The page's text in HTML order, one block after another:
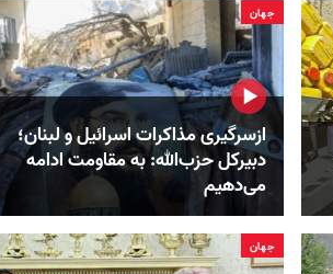
جهان
ازسرگیری مذاکرات اسرائیل و لبنان؛
دبیرکل حزب‌الله: به مقاومت ادامه
می‌دهیم
جهان